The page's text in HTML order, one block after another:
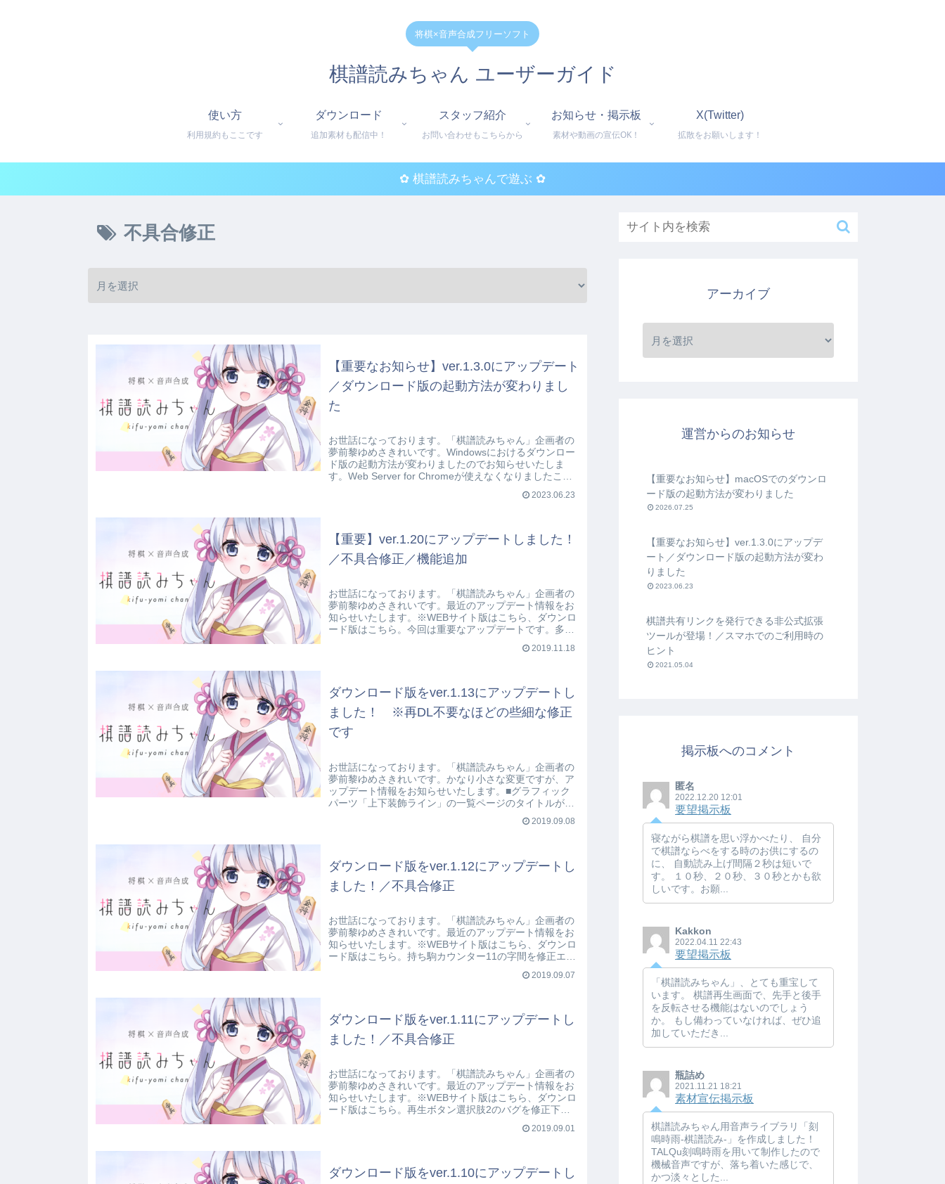
将棋×音声合成フリーソフト
棋譜読みちゃん ユーザーガイド
使い方
利用規約もここです
ダウンロード
追加素材も配信中！
スタッフ紹介
お問い合わせもこちらから
お知らせ・掲示板
素材や動画の宣伝OK！
X(Twitter)
拡散をお願いします！
✿ 棋譜読みちゃんで遊ぶ ✿
不具合修正
【重要なお知らせ】ver.1.3.0にアップデート
／ダウンロード版の起動方法が変わりまし
た
お世話になっております。「棋譜読みちゃん」企画者の
夢前黎ゆめさきれいです。Windowsにおけるダウンロー
ド版の起動方法が変わりましたのでお知らせいたしま
す。Web Server for Chromeが使えなくなりましたこれ
2023.06.23
【重要】ver.1.20にアップデートしました！
／不具合修正／機能追加
お世話になっております。「棋譜読みちゃん」企画者の
夢前黎ゆめさきれいです。最近のアップデート情報をお
知らせいたします。※WEBサイト版はこちら、ダウンロ
ード版はこちら。今回は重要なアップデートです。多く
2019.11.18
ダウンロード版をver.1.13にアップデートし
ました！ ※再DL不要なほどの些細な修正
です
お世話になっております。「棋譜読みちゃん」企画者の
夢前黎ゆめさきれいです。かなり小さな変更ですが、ア
ップデート情報をお知らせいたします。■グラフィック
パーツ「上下装飾ライン」の一覧ページのタイトルが
「上下修飾ライン一覧」だったのを「上下装飾...
2019.09.08
ダウンロード版をver.1.12にアップデートし
ました！／不具合修正
お世話になっております。「棋譜読みちゃん」企画者の
夢前黎ゆめさきれいです。最近のアップデート情報をお
知らせいたします。※WEBサイト版はこちら、ダウンロ
ード版はこちら。持ち駒カウンター11の字間を修正エン
2019.09.07
ダウンロード版をver.1.11にアップデートし
ました！／不具合修正
お世話になっております。「棋譜読みちゃん」企画者の
夢前黎ゆめさきれいです。最近のアップデート情報をお
知らせいたします。※WEBサイト版はこちら、ダウンロ
ード版はこちら。再生ボタン選択肢2のバグを修正下の
2019.09.01
ダウンロード版をver.1.10にアップデートし
アーカイブ
運営からのお知らせ
【重要なお知らせ】macOSでのダウンロ
ード版の起動方法が変わりました
2026.07.25
【重要なお知らせ】ver.1.3.0にアップデ
ート／ダウンロード版の起動方法が変わ
りました
2023.06.23
棋譜共有リンクを発行できる非公式拡張
ツールが登場！／スマホでのご利用時の
ヒント
2021.05.04
掲示板へのコメント
匿名
2022.12.20 12:01
要望掲示板
寝ながら棋譜を思い浮かべたり、 自分
で棋譜ならべをする時のお供にするの
に、 自動読み上げ間隔２秒は短いで
す。 １０秒、２０秒、３０秒とかも欲
しいです。お願...
Kakkon
2022.04.11 22:43
要望掲示板
「棋譜読みちゃん」、とても重宝して
います。 棋譜再生画面で、先手と後手
を反転させる機能はないのでしょう
か。 もし備わっていなければ、ぜひ追
加していただき...
瓶詰め
2021.11.21 18:21
素材宣伝掲示板
棋譜読みちゃん用音声ライブラリ「刻
鳴時雨-棋譜読み-」を作成しました！
TALQu刻鳴時雨を用いて制作したので
機械音声ですが、落ち着いた感じで、
かつ淡々とした...